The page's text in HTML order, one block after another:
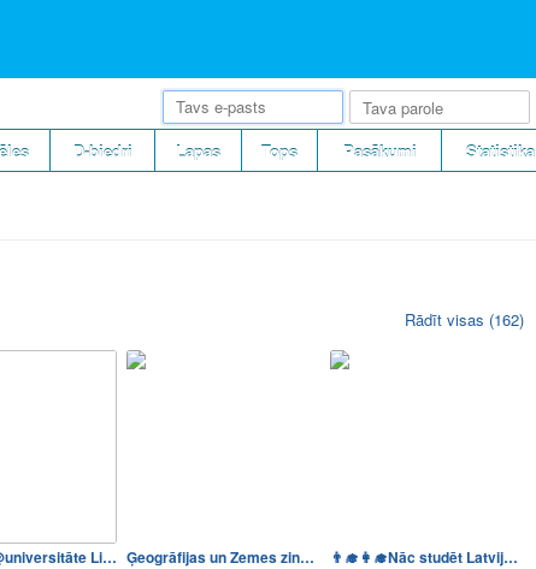
D-biedri Lapas Tops Pasākumi Statistika
Rādīt visas (162)
Izlaidums @universitāte Lie… Ģeogrāfijas un Zemes zinātņ… 👨‍🎓👩‍🎓Nāc studēt Latvijas U…